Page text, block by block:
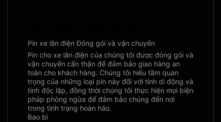
Pin xe lăn điện Đóng gói và vận chuyển
Pin cho xe lăn điện của chúng tôi được đóng gói và
vận chuyển cẩn thận để đảm bảo giao hàng an
toàn cho khách hàng. Chúng tôi hiểu tầm quan
trọng của những loại pin này đối với tính di động và
tính độc lập, đồng thời chúng tôi thực hiện mọi biện
pháp phòng ngừa để đảm bảo chúng đến nơi
trong tình trạng hoàn hảo.
Bao bì